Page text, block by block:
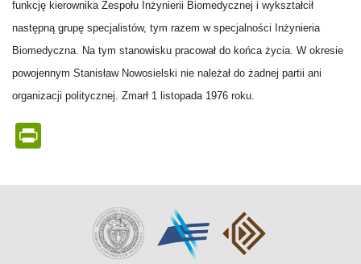
funkcję kierownika Zespołu Inżynierii Biomedycznej i wykształcił
następną grupę specjalistów, tym razem w specjalności Inżynieria
Biomedyczna. Na tym stanowisku pracował do końca życia. W okresie
powojennym Stanisław Nowosielski nie należał do żadnej partii ani
organizacji politycznej. Zmarł 1 listopada 1976 roku.